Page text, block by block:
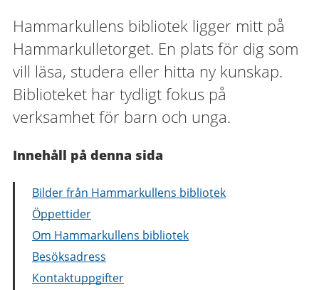
Hammarkullens bibliotek ligger mitt på
Hammarkulletorget. En plats för dig som
vill läsa, studera eller hitta ny kunskap.
Biblioteket har tydligt fokus på
verksamhet för barn och unga.
Innehåll på denna sida
Bilder från Hammarkullens bibliotek
Öppettider
Om Hammarkullens bibliotek
Besöksadress
Kontaktuppgifter